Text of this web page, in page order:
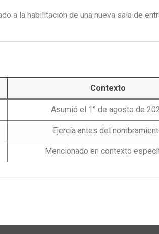
a la habilitación de una nueva sala de
Contexto
Asumió el 1° de agosto de
Ejercía antes del
Mencionado en contexto